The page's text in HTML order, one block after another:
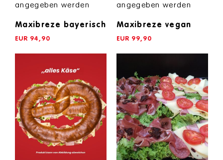
angegeben werden
Maxibreze bayerisch
EUR 94,90
angegeben werden
Maxibreze vegan
EUR 99,90